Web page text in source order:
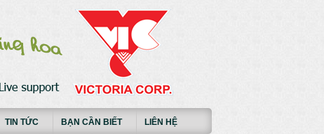
TIN TỨC BẠN CẦN BIẾT LIÊN HỆ